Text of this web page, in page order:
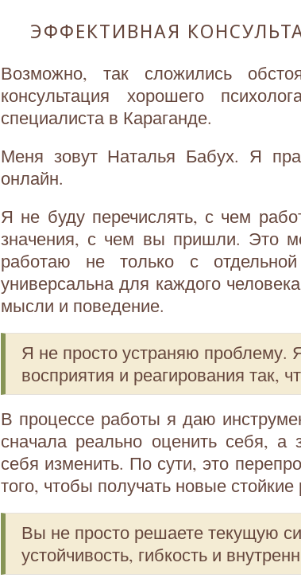
ЭФФЕКТИВНАЯ
Возможно, так сложились
консультация хорошего
специалиста в Караганде.
Меня зовут Наталья Бабух. Я
онлайн.
Я не буду перечислять, с чем
значения, с чем вы пришли. Это
работаю не только с
универсальна для каждого
мысли и поведение.
Я не просто устраняю проблему.
восприятия и реагирования так,
В процессе работы я даю
сначала реально оценить себя, а
себя изменить. По сути, это
того, чтобы получать новые
Вы не просто решаете текущую
устойчивость, гибкость и